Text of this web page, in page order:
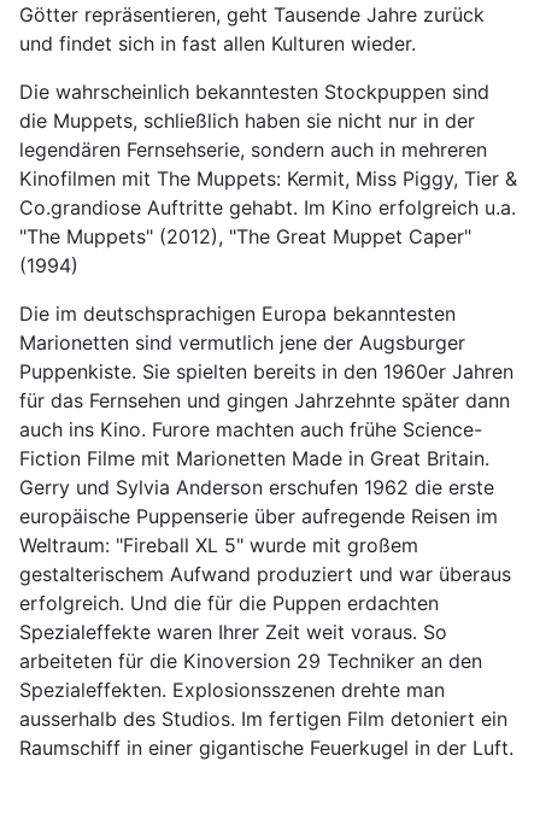
Götter repräsentieren, geht Tausende Jahre zurück
und findet sich in fast allen Kulturen wieder.
Die wahrscheinlich bekanntesten Stockpuppen sind
die Muppets, schließlich haben sie nicht nur in der
legendären Fernsehserie, sondern auch in mehreren
Kinofilmen mit The Muppets: Kermit, Miss Piggy, Tier &
Co.grandiose Auftritte gehabt. Im Kino erfolgreich u.a.
"The Muppets" (2012), "The Great Muppet Caper"
(1994)
Die im deutschsprachigen Europa bekanntesten
Marionetten sind vermutlich jene der Augsburger
Puppenkiste. Sie spielten bereits in den 1960er Jahren
für das Fernsehen und gingen Jahrzehnte später dann
auch ins Kino. Furore machten auch frühe Science-
Fiction Filme mit Marionetten Made in Great Britain.
Gerry und Sylvia Anderson erschufen 1962 die erste
europäische Puppenserie über aufregende Reisen im
Weltraum: "Fireball XL 5" wurde mit großem
gestalterischem Aufwand produziert und war überaus
erfolgreich. Und die für die Puppen erdachten
Spezialeffekte waren Ihrer Zeit weit voraus. So
arbeiteten für die Kinoversion 29 Techniker an den
Spezialeffekten. Explosionsszenen drehte man
ausserhalb des Studios. Im fertigen Film detoniert ein
Raumschiff in einer gigantische Feuerkugel in der Luft.